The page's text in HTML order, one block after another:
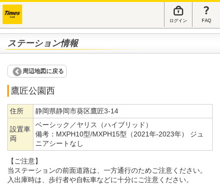
ログイン FAQ
ステーション情報
周辺地図に戻る
鷹匠公園西
住所 静岡県静岡市葵区鷹匠3-14
設置車
両
ベーシック／ヤリス（ハイブリッド）
備考： MXPH10型/MXPH15型（2021年-2023年） ジュ
ニアシートなし
【ご注意】
当ステーションの前面道路は、一方通行のためご注意ください。
入出庫時は、歩行者や自転車などに十分にご注意ください。